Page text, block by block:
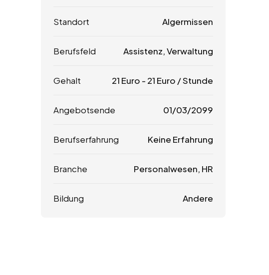
Standort Algermissen
Berufsfeld Assistenz, Verwaltung
Gehalt 21 Euro - 21 Euro / Stunde
Angebotsende 01/03/2099
Berufserfahrung Keine Erfahrung
Branche Personalwesen, HR
Bildung Andere